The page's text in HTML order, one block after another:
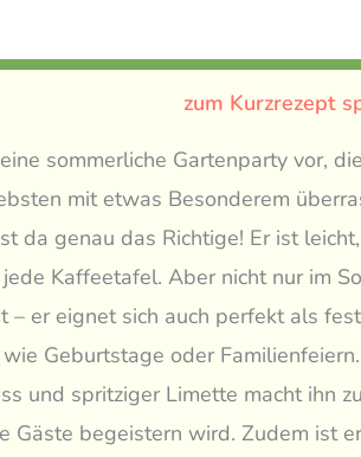
zum Kurzrezept
sommerliche Gartenparty vor,
mit etwas Besonderem
da genau das Richtige! Er ist
Kaffeetafel. Aber nicht nur im
– er eignet sich auch perfekt als
Geburtstage oder
und spritziger Limette macht ihn
Gäste begeistern wird. Zudem ist